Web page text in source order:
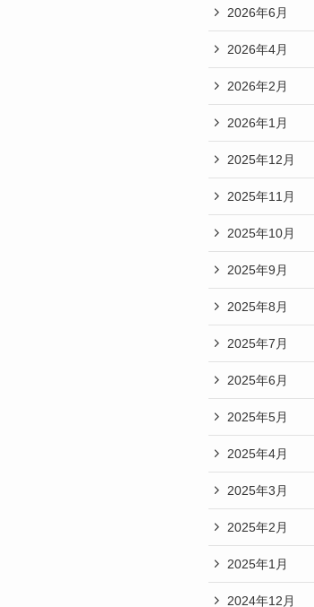
2026年6月
2026年4月
2026年2月
2026年1月
2025年12月
2025年11月
2025年10月
2025年9月
2025年8月
2025年7月
2025年6月
2025年5月
2025年4月
2025年3月
2025年2月
2025年1月
2024年12月